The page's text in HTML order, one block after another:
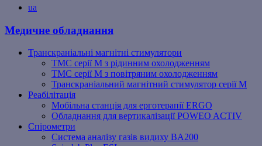
ua
Медичне обладнання
Транскраніальні магнітні стимулятори
ТМС серії M з рідинним охолодженням
ТМС серії M з повітряним охолодженням
Транскраніальний магнітний стимулятор серії M
Реабілітація
Мобільна станція для ерготерапії ERGO
Обладнання для вертикалізації POWEO ACTIV
Спірометри
Система аналізу газів видиху BA200